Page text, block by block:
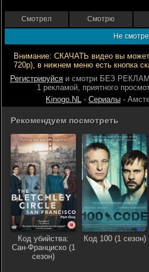
Смотрел Смотрю
Не
Внимание: СКАЧАТЬ видео вы
720р), в нижнем меню есть кнопка
Регистрируйся и смотри БЕЗ
1 рекламой, приятного
Kinogo.NL - Сериалы -
Рекомендуем посмотреть
Код убийства:
Сан-Франциско (1
сезон)
Код 100 (1 сезон)